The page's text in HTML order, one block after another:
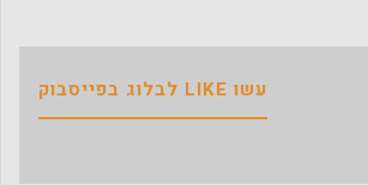
עשו LIKE לבלוג בפייסבוק